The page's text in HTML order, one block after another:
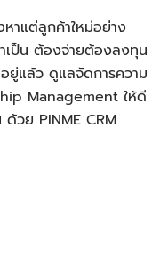
าแต่ลูกค้าใหม่อย่าง
ำเป็น ต้องจ่ายต้องลงทุน
อยู่แล้ว ดูแลจัดการความ
Management ให้ดี
ด้วย PINME CRM